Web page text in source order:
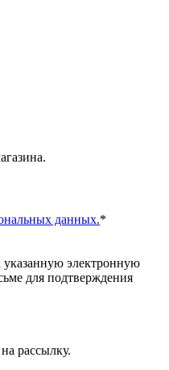
данных.*
указанную электронную
для подтверждения
рассылку.